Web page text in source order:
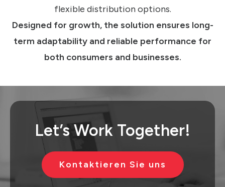
flexible distribution options.
Designed for growth, the solution ensures long-
term adaptability and reliable performance for
both consumers and businesses.
Let’s Work Together!
Kontaktieren Sie uns